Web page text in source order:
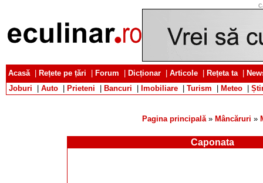
Acasă| Rețete pe țări Forum Dicționar Articole Rețeta ta|
Joburi
Auto Prieteni Bancuri Imobiliare Turism Meteo
Pagina principală» Mâncăruri »
Caponata